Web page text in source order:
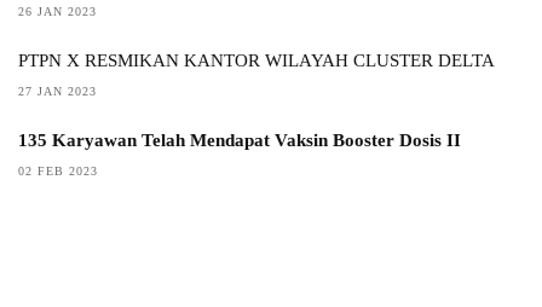
26 JAN 2023
PTPN X RESMIKAN KANTOR WILAYAH CLUSTER DELTA
27 JAN 2023
135 Karyawan Telah Mendapat Vaksin Booster Dosis II
02 FEB 2023